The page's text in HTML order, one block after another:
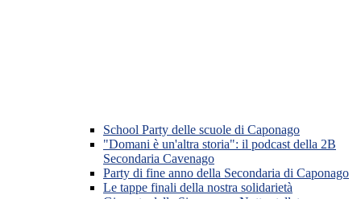
School Party delle scuole di Caponago
"Domani è un'altra storia": il podcast della 2B
Secondaria Cavenago
Party di fine anno della Secondaria di Caponago
Le tappe finali della nostra solidarietà